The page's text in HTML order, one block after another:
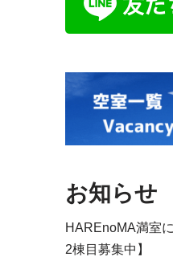
お知らせ
HAREnoMA満室
2棟目募集中】